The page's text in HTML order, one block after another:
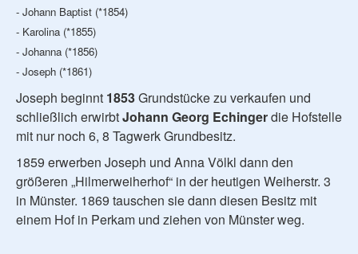
- Johann Baptist (*1854)
- Karolina (*1855)
- Johanna (*1856)
- Joseph (*1861)
Joseph beginnt 1853Grundstücke zu verkaufen und
schließlich erwirbtJohann Georg Echingerdie Hofstelle
mit nur noch 6, 8 Tagwerk Grundbesitz.
1859 erwerben Joseph und Anna Völkl dann den
größeren „Hilmerweiherhof“ in der heutigen Weiherstr. 3
in Münster. 1869 tauschen sie dann diesen Besitz mit
einem Hof in Perkam und ziehen von Münster weg.